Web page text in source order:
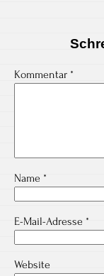
Kommentar *
Name *
E-Mail-Adresse *
Website